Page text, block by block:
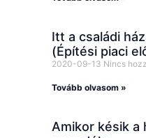
Itt a családi
(Építési piaci
2020-09-13 Nincs
Tovább olvasom »
Amikor késik a